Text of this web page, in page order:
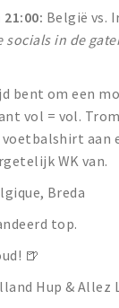
België vs.
socials in de
bent om een
vol = vol.
aan
WK van.
Breda
top.
🍺
Hup &